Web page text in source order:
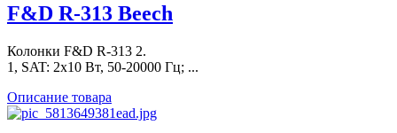
F&D R-313 Beech
Колонки F&D R-313 2.
1, SAT: 2x10 Вт, 50-20000 Гц; ...
Описание товара